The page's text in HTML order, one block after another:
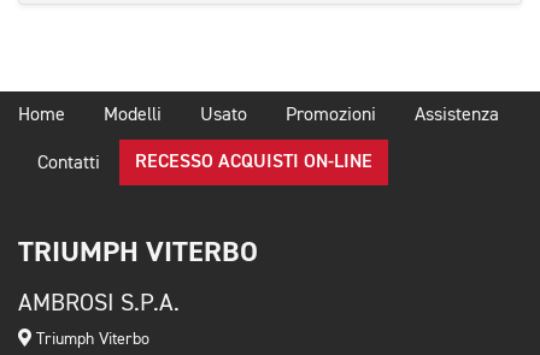
Home Modelli Usato Promozioni Assistenza
Contatti RECESSO ACQUISTI ON-LINE
TRIUMPH VITERBO
AMBROSI S.P.A.
Triumph Viterbo